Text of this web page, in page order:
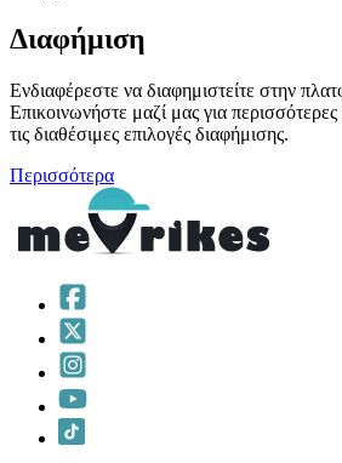
Διαφήμιση
Ενδιαφέρεστε να διαφημιστείτε στην
Επικοινωνήστε μαζί μας για
τις διαθέσιμες επιλογές διαφήμισης.
Περισσότερα